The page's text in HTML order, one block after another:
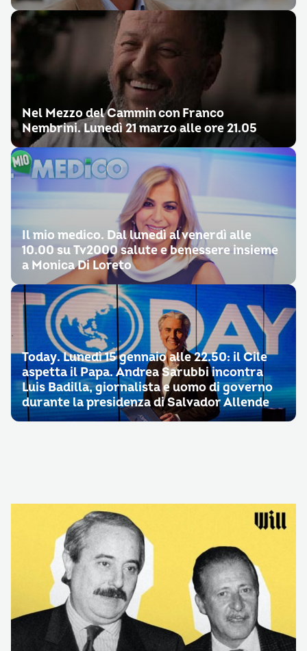
Nel Mezzo del Cammin con Franco
Nembrini. Lunedì 21 marzo alle ore 21.05
Il mio medico. Dal lunedì al venerdì alle
10.00 su Tv2000 salute e benessere insieme
a Monica Di Loreto
Today. Lunedì 15 gennaio alle 22.50: il Cile
aspetta il Papa. Andrea Sarubbi incontra
Luis Badilla, giornalista e uomo di governo
durante la presidenza di Salvador Allende